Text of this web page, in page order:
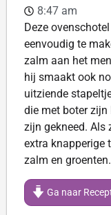
8:47 am
Deze
eenvoudig te
zalm aan het
hij smaakt ook
uitziende
die met boter zijn
zijn gekneed. Als
extra knapperige
zalm en groenten.
Ga naar